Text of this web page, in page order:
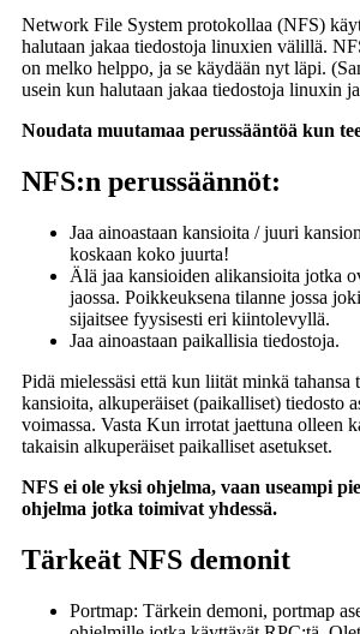
Network File System protokollaa (NFS)
halutaan jakaa tiedostoja linuxien välillä.
on melko helppo, ja se käydään nyt läpi.
usein kun halutaan jakaa tiedostoja linuxin
Noudata muutamaa perussääntöä kun
NFS:n perussäännöt:
Jaa ainoastaan kansioita / juuri
koskaan koko juurta!
Älä jaa kansioiden alikansioita jotka
jaossa. Poikkeuksena tilanne jossa
sijaitsee fyysisesti eri kiintolevyllä.
Jaa ainoastaan paikallisia tiedostoja.
Pidä mielessäsi että kun liität minkä tahansa
kansioita, alkuperäiset (paikalliset) tiedosto
voimassa. Vasta Kun irrotat jaettuna olleen
takaisin alkuperäiset paikalliset asetukset.
NFS ei ole yksi ohjelma, vaan useampi
ohjelma jotka toimivat yhdessä.
Tärkeät NFS demonit
Portmap: Tärkein demoni, portmap